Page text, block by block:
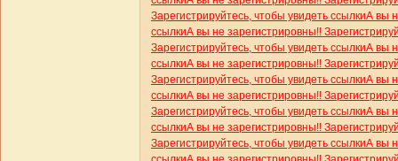
Зарегистрируйтесь, чтобы увидеть ссылкиА вы
ссылкиА вы не зарегистрировны!!
Зарегистрируйтесь, чтобы увидеть ссылкиА вы
ссылкиА вы не зарегистрировны!!
Зарегистрируйтесь, чтобы увидеть ссылкиА вы
ссылкиА вы не зарегистрировны!!
Зарегистрируйтесь, чтобы увидеть ссылкиА вы
ссылкиА вы не зарегистрировны!!
Зарегистрируйтесь, чтобы увидеть ссылкиА вы